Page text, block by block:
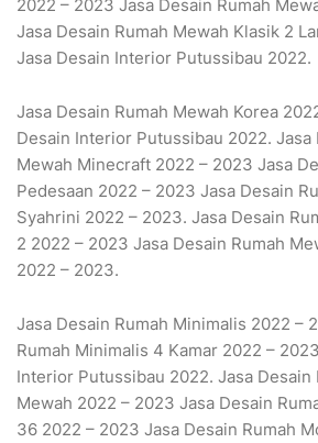
2022 – 2023 Jasa Desain Rumah
Jasa Desain Rumah Mewah Klasik 2
Jasa Desain Interior Putussibau 2022.
Jasa Desain Rumah Mewah Korea
Desain Interior Putussibau 2022. Jasa
Mewah Minecraft 2022 – 2023 Jasa
Pedesaan 2022 – 2023 Jasa Desain
Syahrini 2022 – 2023. Jasa Desain
2 2022 – 2023 Jasa Desain Rumah
2022 – 2023.
Jasa Desain Rumah Minimalis 2022 –
Rumah Minimalis 4 Kamar 2022 –
Interior Putussibau 2022. Jasa Desain
Mewah 2022 – 2023 Jasa Desain
36 2022 – 2023 Jasa Desain Rumah